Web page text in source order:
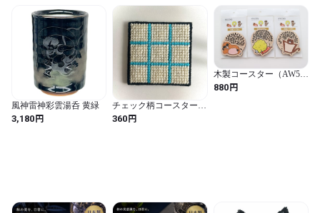
風神雷神彩雲湯呑 黄緑
3,180円
チェック柄コースター
（ブルー）
360円
木製コースター（AW5-
MB）
880円